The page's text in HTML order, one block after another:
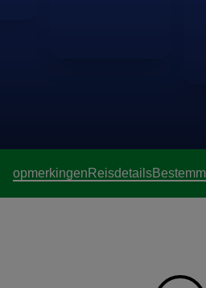
opmerkingenReisdetails